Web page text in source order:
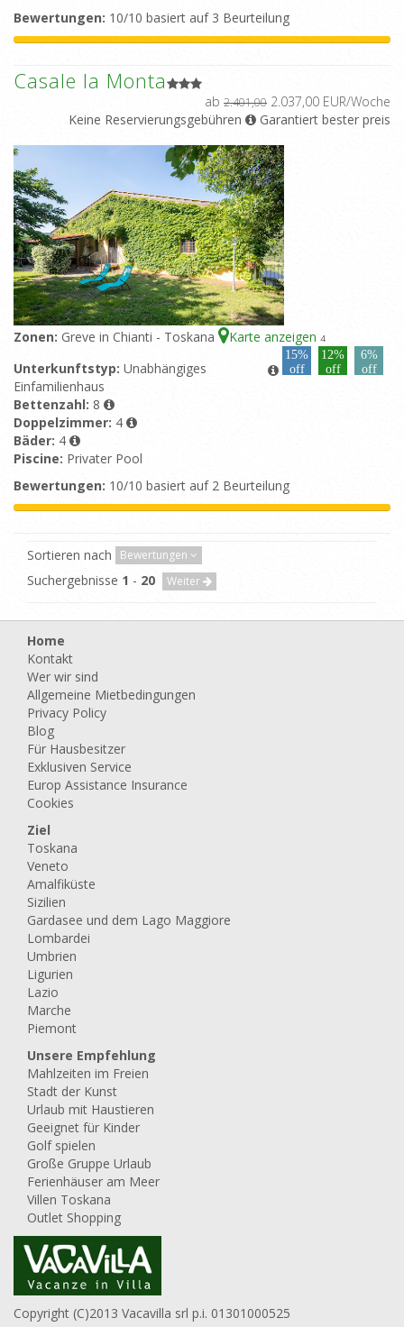
Bewertungen: 10/10 basiert auf 3 Beurteilung
Casale la Monta
ab 2.401,00 2.037,00 EUR/Woche
Keine Reservierungsgebühren
Garantiert bester preis
Zonen: Greve in Chianti - Toskana Karte anzeigen 4
15%
off
12%
off
6%
off
Unterkunftstyp: Unabhängiges
Einfamilienhaus
Bettenzahl: 8
Doppelzimmer: 4
Bäder: 4
Piscine: Privater Pool
Bewertungen: 10/10 basiert auf 2 Beurteilung
Sortieren nach Bewertungen
Suchergebnisse 1 - 20 Weiter
Home
Kontakt
Wer wir sind
Allgemeine Mietbedingungen
Privacy Policy
Blog
Für Hausbesitzer
Exklusiven Service
Europ Assistance Insurance
Cookies
Ziel
Toskana
Veneto
Amalfiküste
Sizilien
Gardasee und dem Lago Maggiore
Lombardei
Umbrien
Ligurien
Lazio
Marche
Piemont
Unsere Empfehlung
Mahlzeiten im Freien
Stadt der Kunst
Urlaub mit Haustieren
Geeignet für Kinder
Golf spielen
Große Gruppe Urlaub
Ferienhäuser am Meer
Villen Toskana
Outlet Shopping
Copyright (C)2013 Vacavilla srl p.i. 01301000525